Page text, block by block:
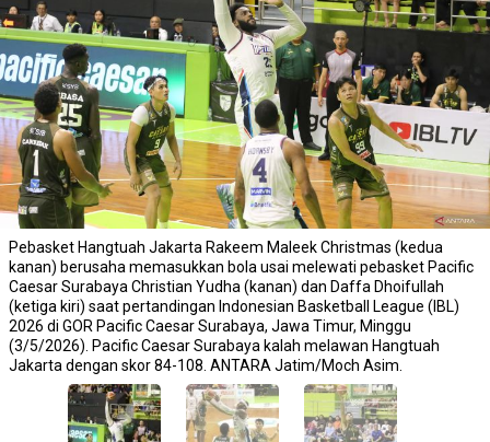
Pebasket Hangtuah Jakarta Rakeem Maleek Christmas (kedua
kanan) berusaha memasukkan bola usai melewati pebasket Pacific
Caesar Surabaya Christian Yudha (kanan) dan Daffa Dhoifullah
(ketiga kiri) saat pertandingan Indonesian Basketball League (IBL)
2026 di GOR Pacific Caesar Surabaya, Jawa Timur, Minggu
(3/5/2026). Pacific Caesar Surabaya kalah melawan Hangtuah
Jakarta dengan skor 84-108. ANTARA Jatim/Moch Asim.